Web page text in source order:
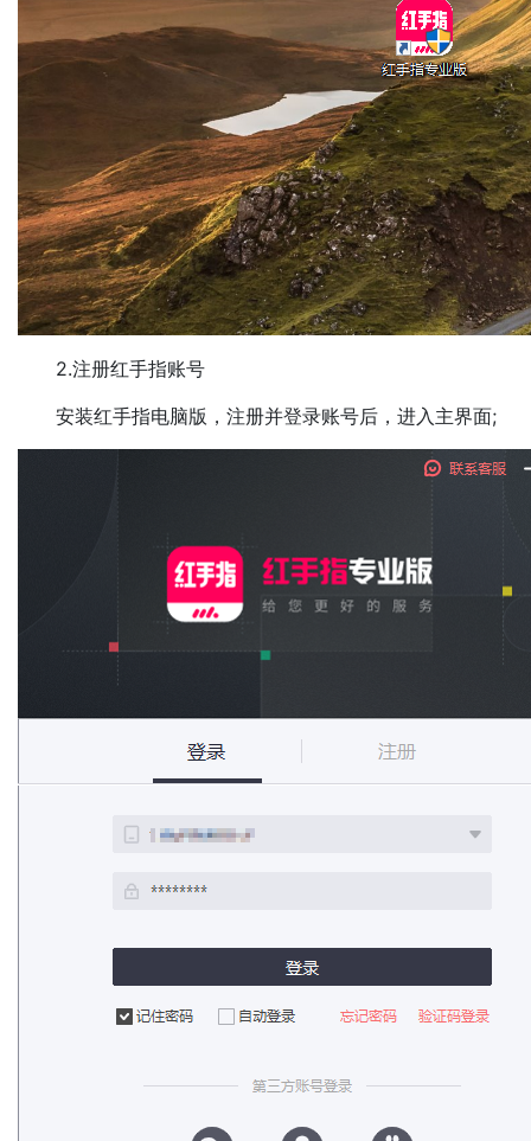
2.注册红手指账号
安装红手指电脑版，注册并登录账号后，进入主界面;